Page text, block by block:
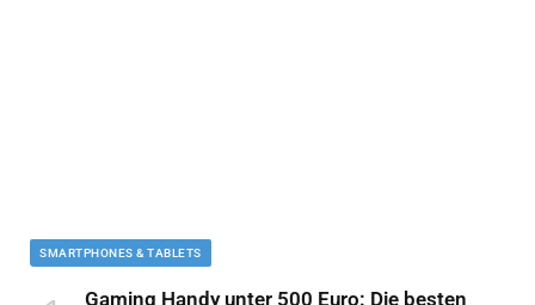
SMARTPHONES & TABLETS
Gaming Handy unter 500 Euro: Die besten